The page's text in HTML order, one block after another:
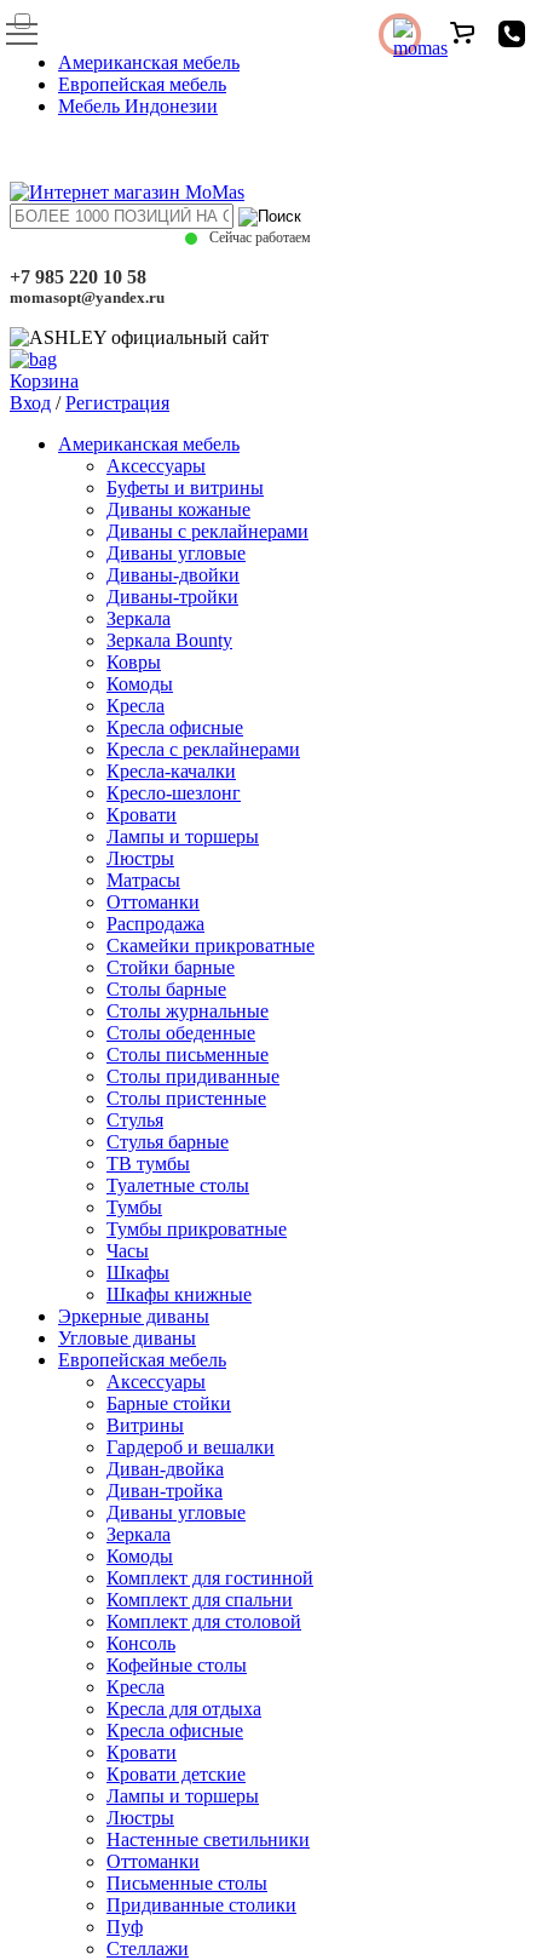
Американская мебель
Европейская мебель
Мебель Индонезии
Сейчас работаем
+7 985 220 10 58
momasopt@yandex.ru
Корзина
Вход /Регистрация
Американская мебель
Аксессуары
Буфеты и витрины
Диваны кожаные
Диваны с реклайнерами
Диваны угловые
Диваны-двойки
Диваны-тройки
Зеркала
Зеркала Bounty
Ковры
Комоды
Кресла
Кресла офисные
Кресла с реклайнерами
Кресла-качалки
Кресло-шезлонг
Кровати
Лампы и торшеры
Люстры
Матрасы
Оттоманки
Распродажа
Скамейки прикроватные
Стойки барные
Столы барные
Столы журнальные
Столы обеденные
Столы письменные
Столы придиванные
Столы пристенные
Стулья
Стулья барные
ТВ тумбы
Туалетные столы
Тумбы
Тумбы прикроватные
Часы
Шкафы
Шкафы книжные
Эркерные диваны
Угловые диваны
Европейская мебель
Аксессуары
Барные стойки
Витрины
Гардероб и вешалки
Диван-двойка
Диван-тройка
Диваны угловые
Зеркала
Комоды
Комплект для гостинной
Комплект для спальни
Комплект для столовой
Консоль
Кофейные столы
Кресла
Кресла для отдыха
Кресла офисные
Кровати
Кровати детские
Лампы и торшеры
Люстры
Настенные светильники
Оттоманки
Письменные столы
Придиванные столики
Пуф
Стеллажи